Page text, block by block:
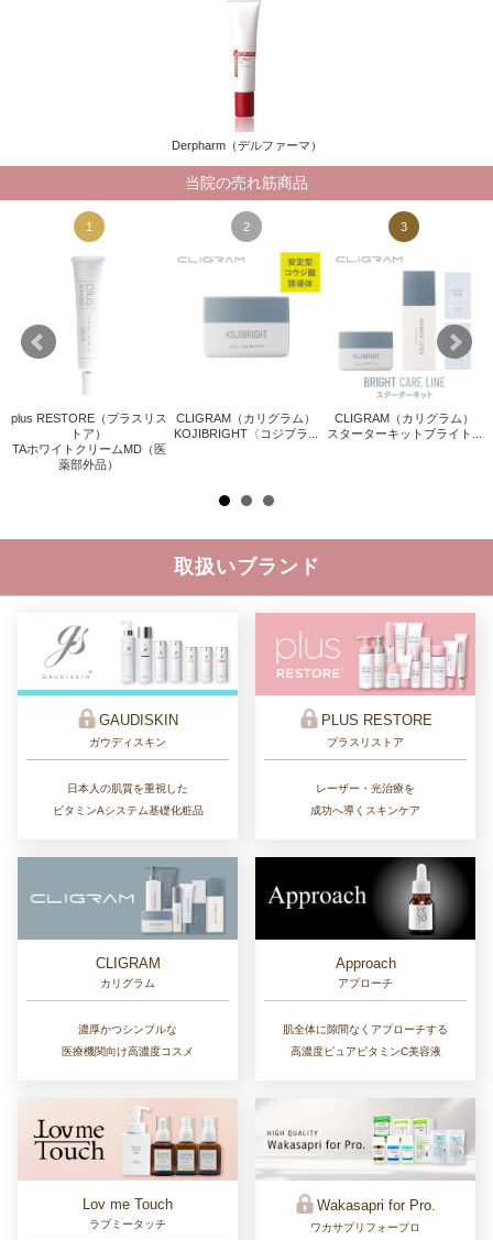
Derpharm（デルファーマ）
当院の売れ筋商品
1
plus RESTORE（プラスリス
トア）
TAホワイトクリームMD（医
薬部外品）
2
CLIGRAM（カリグラム）
KOJIBRIGHT〈コジブラ...
3
CLIGRAM（カリグラム）
スターターキットブライト...
取扱いブランド
GAUDISKIN
ガウディスキン
日本人の肌質を重視した
ビタミンAシステム基礎化粧品
PLUS RESTORE
プラスリストア
レーザー・光治療を
成功へ導くスキンケア
CLIGRAM
カリグラム
濃厚かつシンプルな
医療機関向け高濃度コスメ
Approach
アプローチ
肌全体に隙間なくアプローチする
高濃度ピュアビタミンC美容液
Lov me Touch
ラブミータッチ
Wakasapri for Pro.
ワカサプリフォープロ